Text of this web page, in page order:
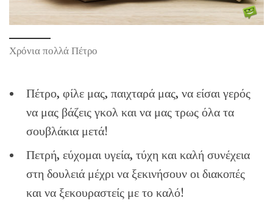
Χρόνια πολλά Πέτρο
Πέτρο, φίλε μας, παιχταρά μας, να είσαι γερός
να μας βάζεις γκολ και να μας τρως όλα τα
σουβλάκια μετά!
Πετρή, εύχομαι υγεία, τύχη και καλή συνέχεια
στη δουλειά μέχρι να ξεκινήσουν οι διακοπές
και να ξεκουραστείς με το καλό!